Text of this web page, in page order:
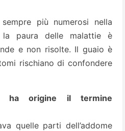
più numerosi nella
paura delle malattie è
e non risolte. Il guaio è
rischiano di confondere
ha origine il termine
quelle parti dell’addome